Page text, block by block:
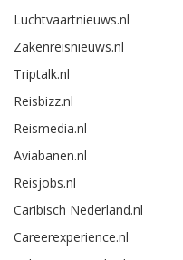
Luchtvaartnieuws.nl
Zakenreisnieuws.nl
Triptalk.nl
Reisbizz.nl
Reismedia.nl
Aviabanen.nl
Reisjobs.nl
Caribisch Nederland.nl
Careerexperience.nl